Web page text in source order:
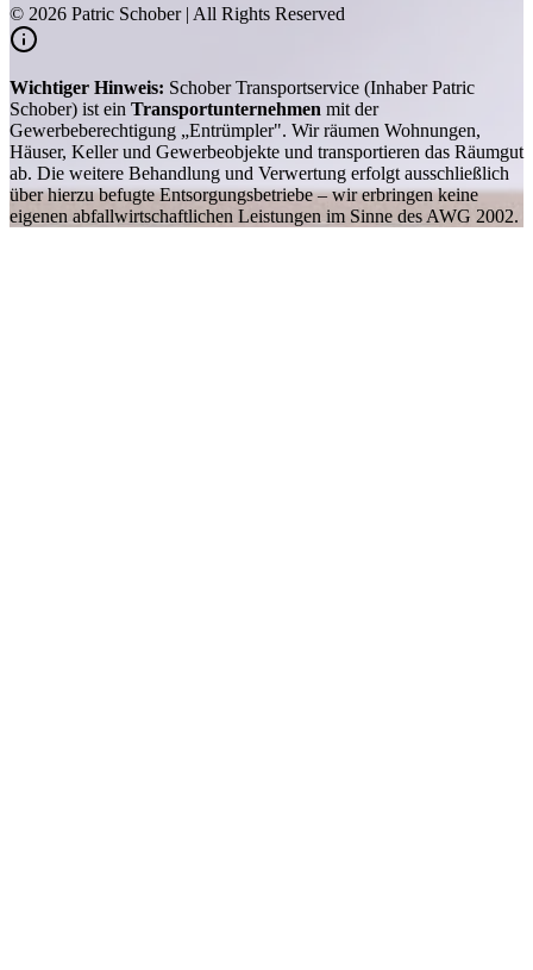
© 2026 Patric Schober | All Rights Reserved
Wichtiger Hinweis: Schober Transportservice (Inhaber Patric
Schober) ist ein Transportunternehmen mit der
Gewerbeberechtigung „Entrümpler". Wir räumen Wohnungen,
Häuser, Keller und Gewerbeobjekte und transportieren das Räumgut
ab. Die weitere Behandlung und Verwertung erfolgt ausschließlich
über hierzu befugte Entsorgungsbetriebe – wir erbringen keine
eigenen abfallwirtschaftlichen Leistungen im Sinne des AWG 2002.